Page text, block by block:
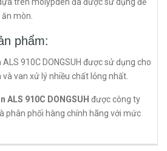
trên molypden đã được sử dụng để
mòn.
phẩm:
910C DONGSUH được sử dụng cho
van xử lý nhiều chất lỏng nhất.
ALS 910C DONGSUH được công ty
phân phối hàng chính hãng với mức